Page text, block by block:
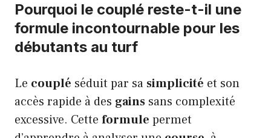
Pourquoi le couplé reste-t-il une
formule incontournable pour les
débutants au turf
Le couplé séduit par sa simplicité et son
accès rapide à des gains sans complexité
excessive. Cette formule permet